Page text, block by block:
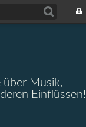
Musik,
Einflüssen!